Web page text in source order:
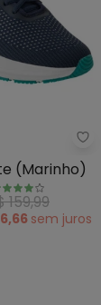
(Marinho)
159,99
sem juros